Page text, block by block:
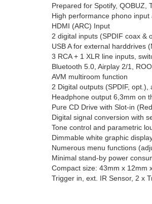
Prepared for Spotify, QOBUZ,
High performance phono
HDMI (ARC) Input
2 digital inputs (SPDIF coax &
USB A for external harddrives
3 RCA + 1 XLR line inputs,
Bluetooth 5.0, Airplay 2/1,
AVM multiroom function
2 Digital outputs (SPDIF,
Headphone output 6,3mm on
Pure CD Drive with Slot-in
Digital signal conversion with
Tone control and parametric
Dimmable white graphic
Numerous menu functions
Minimal stand-by power
Compact size: 43mm x 12mm
Trigger in, ext. IR Sensor, 2 x